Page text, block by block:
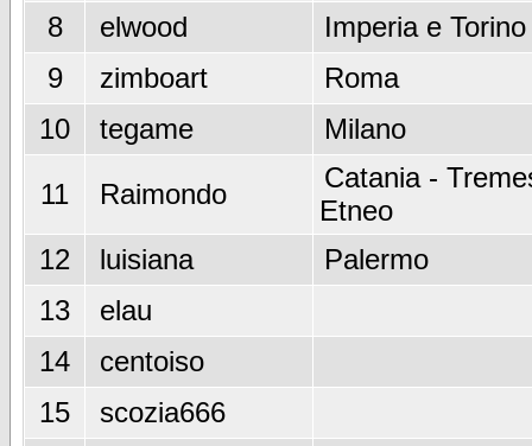
8
elwood
Imperia e Torino
9
zimboart
Roma
10
tegame Milano
11 Raimondo
Catania -
Etneo
12
luisiana
Palermo
13
elau
14
centoiso
15
scozia666